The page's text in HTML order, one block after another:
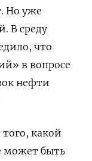
Но уже
В среду
что
в вопросе
нефти
какой
может быть